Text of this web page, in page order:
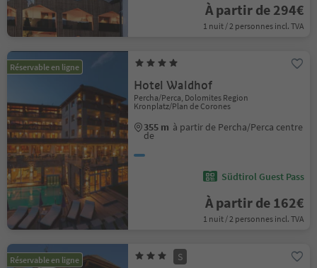
À partir de 294€
1 nuit / 2 personnes incl. TVA
Réservable en ligne
Hotel Waldhof
Percha/Perca, Dolomites Region
Kronplatz/Plan de Corones
355 m à partir de Percha/Perca centre
de
Südtirol Guest Pass
À partir de 162€
1 nuit / 2 personnes incl. TVA
Réservable en ligne S